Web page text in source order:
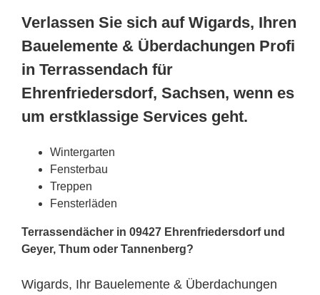
Verlassen Sie sich auf Wigards, Ihren
Bauelemente & Überdachungen Profi
in Terrassendach für
Ehrenfriedersdorf, Sachsen, wenn es
um erstklassige Services geht.
Wintergarten
Fensterbau
Treppen
Fensterläden
Terrassendächer in 09427 Ehrenfriedersdorf und
Geyer, Thum oder Tannenberg?
Wigards, Ihr Bauelemente & Überdachungen